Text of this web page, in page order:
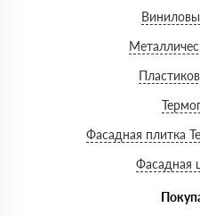
Фасадная плитка
Фасадная